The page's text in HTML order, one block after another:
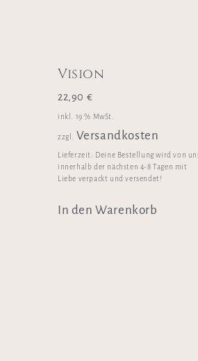
Vision
22,90 €
inkl. 19 % MwSt.
zzgl. Versandkosten
Lieferzeit: Deine Bestellung wird von
innerhalb der nächsten 4-8 Tagen mit
Liebe verpackt und versendet!
In den Warenkorb